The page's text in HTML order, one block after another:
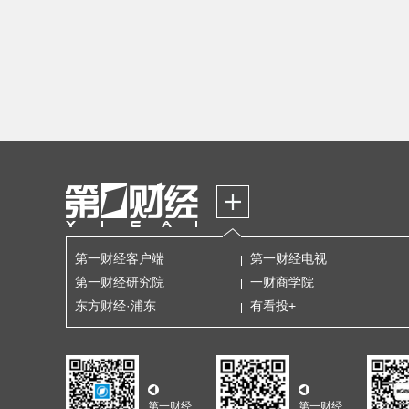
第一财经客户端 第一财经电视
第一财经研究院
一财商学院
东方财经·浦东
有看投+
第一财经 第一财经